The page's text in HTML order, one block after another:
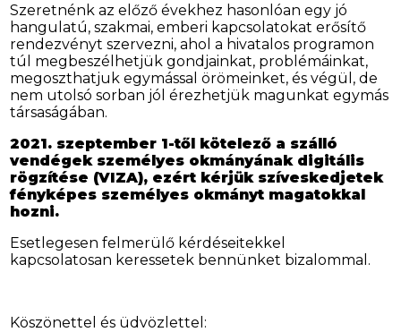
Szeretnénk az előző évekhez hasonlóan egy jó
hangulatú, szakmai, emberi kapcsolatokat erősítő
rendezvényt szervezni, ahol a hivatalos programon
túl megbeszélhetjük gondjainkat, problémáinkat,
megoszthatjuk egymással örömeinket, és végül, de
nem utolsó sorban jól érezhetjük magunkat egymás
társaságában.
2021. szeptember 1-től kötelező a szálló
vendégek személyes okmányának digitális
rögzítése (VIZA), ezért kérjük szíveskedjetek
fényképes személyes okmányt magatokkal
hozni.
Esetlegesen felmerülő kérdéseitekkel
kapcsolatosan keressetek bennünket bizalommal.
Köszönettel és üdvözlettel: